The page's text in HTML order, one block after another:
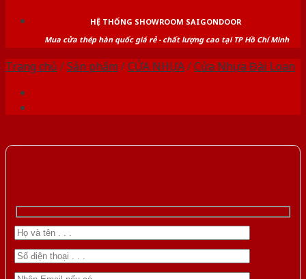
HỆ THỐNG SHOWROOM SAIGONDOOR
Mua cửa thép hàn quốc giá rẻ - chất lượng cao tại TP Hồ Chí Minh
Trang chủ /Sản phẩm /CỬA NHỰA/Cửa Nhựa Đài Loan